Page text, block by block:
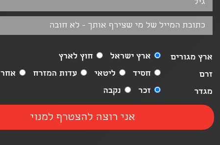
ארץ מגורים ארץ ישראל
חוץ לארץ
זרם
חסיד ליטאי עדות המזרח
אחר
מגדר
זכר נקבה